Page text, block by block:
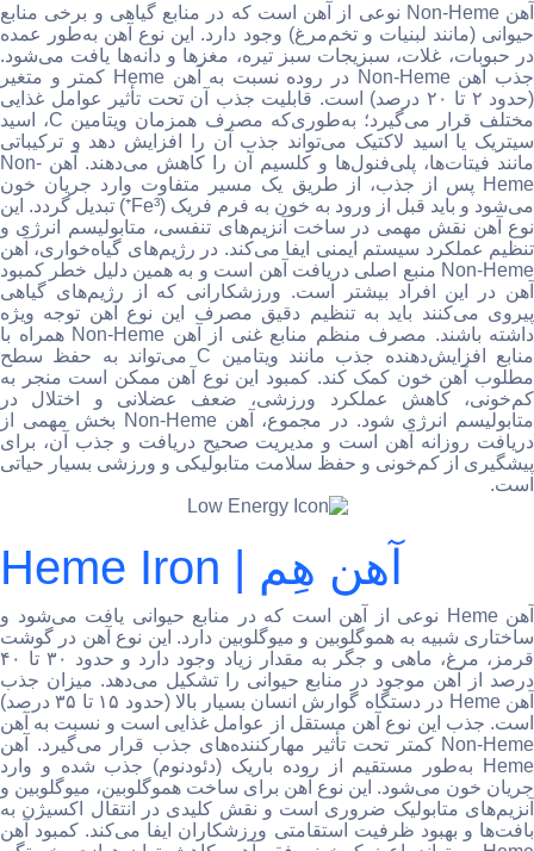
آهن Non-Heme نوعی از آهن است که در منابع گیاهی و برخی منابع
حیوانی (مانند لبنیات و تخم‌مرغ) وجود دارد. این نوع آهن به‌طور عمده
در حبوبات، غلات، سبزیجات سبز تیره، مغزها و دانه‌ها یافت می‌شود.
جذب آهن Non-Heme در روده نسبت به آهن Heme کمتر و متغیر
(حدود ۲ تا ۲۰ درصد) است. قابلیت جذب آن تحت تأثیر عوامل غذایی
مختلف قرار می‌گیرد؛ به‌طوری‌که مصرف همزمان ویتامین C، اسید
سیتریک یا اسید لاکتیک می‌تواند جذب آن را افزایش دهد و ترکیباتی
مانند فیتات‌ها، پلی‌فنول‌ها و کلسیم آن را کاهش می‌دهند. آهن Non-
Heme پس از جذب، از طریق یک مسیر متفاوت وارد جریان خون
می‌شود و باید قبل از ورود به خون به فرم فریک (Fe³⁺) تبدیل گردد. این
نوع آهن نقش مهمی در ساخت آنزیم‌های تنفسی، متابولیسم انرژی و
تنظیم عملکرد سیستم ایمنی ایفا می‌کند. در رژیم‌های گیاه‌خواری، آهن
Non-Heme منبع اصلی دریافت آهن است و به همین دلیل خطر کمبود
آهن در این افراد بیشتر است. ورزشکارانی که از رژیم‌های گیاهی
پیروی می‌کنند باید به تنظیم دقیق مصرف این نوع آهن توجه ویژه
داشته باشند. مصرف منظم منابع غنی از آهن Non-Heme همراه با
منابع افزایش‌دهنده جذب مانند ویتامین C می‌تواند به حفظ سطح
مطلوب آهن خون کمک کند. کمبود این نوع آهن ممکن است منجر به
کم‌خونی، کاهش عملکرد ورزشی، ضعف عضلانی و اختلال در
متابولیسم انرژی شود. در مجموع، آهن Non-Heme بخش مهمی از
دریافت روزانه آهن است و مدیریت صحیح دریافت و جذب آن، برای
پیشگیری از کم‌خونی و حفظ سلامت متابولیکی و ورزشی بسیار حیاتی
است.
Heme Iron | آهن هِم
آهن Heme نوعی از آهن است که در منابع حیوانی یافت می‌شود و
ساختاری شبیه به هموگلوبین و میوگلوبین دارد. این نوع آهن در گوشت
قرمز، مرغ، ماهی و جگر به مقدار زیاد وجود دارد و حدود ۳۰ تا ۴۰
درصد از آهن موجود در منابع حیوانی را تشکیل می‌دهد. میزان جذب
آهن Heme در دستگاه گوارش انسان بسیار بالا (حدود ۱۵ تا ۳۵ درصد)
است. جذب این نوع آهن مستقل از عوامل غذایی است و نسبت به آهن
Non-Heme کمتر تحت تأثیر مهارکننده‌های جذب قرار می‌گیرد. آهن
Heme به‌طور مستقیم از روده باریک (دئودنوم) جذب شده و وارد
جریان خون می‌شود. این نوع آهن برای ساخت هموگلوبین، میوگلوبین و
آنزیم‌های متابولیک ضروری است و نقش کلیدی در انتقال اکسیژن به
بافت‌ها و بهبود ظرفیت استقامتی ورزشکاران ایفا می‌کند. کمبود آهن